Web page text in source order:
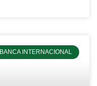
BANCA INTERNACIONAL